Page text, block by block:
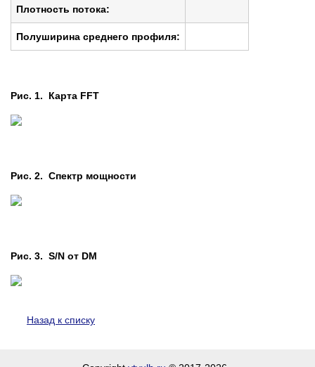
Плотность потока:
Полуширина среднего профиля:
Рис. 1. Карта FFT
Рис. 2. Cпектр мощности
Рис. 3. S/N от DM
Назад к списку